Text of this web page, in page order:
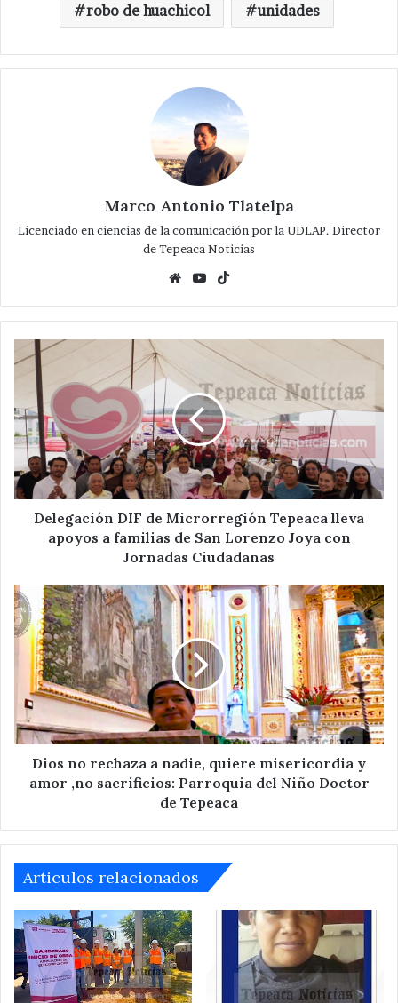
robo de huachicol unidades
Marco Antonio Tlatelpa
Licenciado en ciencias de la comunicación por la UDLAP. Director
de Tepeaca Noticias
WebsiteYouTube
Delegación
DIF
Microrregión
Tepeaca
lleva
apoyos
a
familias
con
Jornadas
Ciudadanas
Delegación DIF de Microrregión Tepeaca lleva
apoyos a familias de San Lorenzo Joya con
Jornadas Ciudadanas
Dios
no
rechaza
nadie,
quiere
misericordia
y
amor
sacrificios:
Niño
Tepeaca
Dios no rechaza a nadie, quiere misericordia y
amor ,no sacrificios: Parroquia del Niño Doctor
de Tepeaca
Articulos relacionados